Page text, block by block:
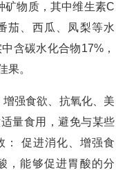
矿物质，其中维生素C
茄、西瓜、凤梨等水
含碳水化合物17%，
果。
强食欲、抗氧化、美
量食用，避免与某些
： 促进消化、增强食
，能够促进胃酸的分